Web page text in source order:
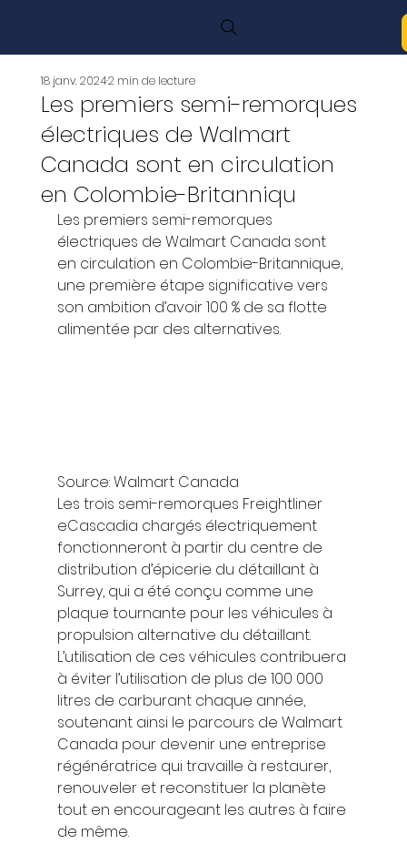
Les premiers semi-remorques
électriques de Walmart
Canada sont en circulation
en Colombie-Britanniqu
18 janv. 20242 min de lecture
Les premiers semi-remorques
électriques de Walmart Canada sont
en circulation en Colombie-Britannique,
une première étape significative vers
son ambition d’avoir 100 % de sa flotte
alimentée par des alternatives.
Source: Walmart Canada
Les trois semi-remorques Freightliner
eCascadia chargés électriquement
fonctionneront à partir du centre de
distribution d’épicerie du détaillant à
Surrey, qui a été conçu comme une
plaque tournante pour les véhicules à
propulsion alternative du détaillant.
L’utilisation de ces véhicules contribuera
à éviter l’utilisation de plus de 100 000
litres de carburant chaque année,
soutenant ainsi le parcours de Walmart
Canada pour devenir une entreprise
régénératrice qui travaille à restaurer,
renouveler et reconstituer la planète
tout en encourageant les autres à faire
de même.